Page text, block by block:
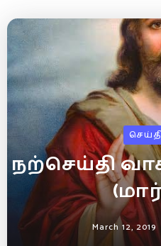
நற்செய்தி
March 12, 2019